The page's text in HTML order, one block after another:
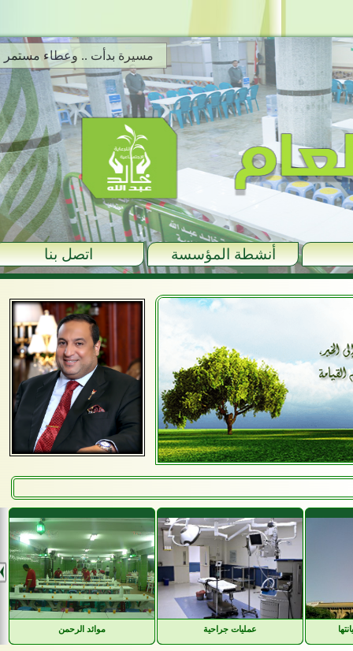
مسيرة بدأت .. وعطاء مستمر
أنشطة المؤسسة اتصل بنا
عمليات جراحية موائد الرحمن